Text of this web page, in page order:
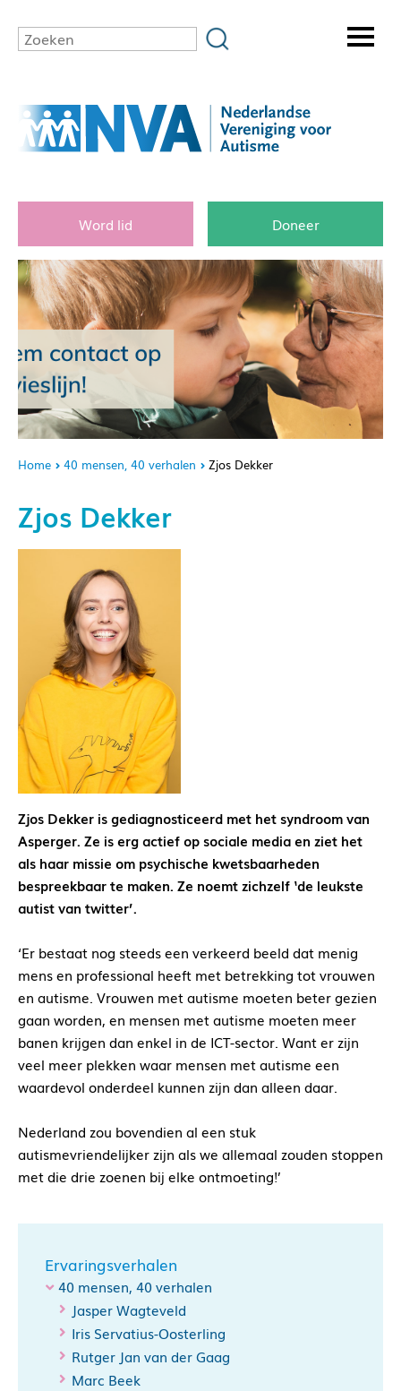
Word lid Doneer
Home 40 mensen, 40 verhalen Zjos Dekker
Zjos Dekker
Zjos Dekker is gediagnosticeerd met het syndroom van
Asperger. Ze is erg actief op sociale media en ziet het
als haar missie om psychische kwetsbaarheden
bespreekbaar te maken. Ze noemt zichzelf ‘de leukste
autist van twitter’.
‘Er bestaat nog steeds een verkeerd beeld dat menig
mens en professional heeft met betrekking tot vrouwen
en autisme. Vrouwen met autisme moeten beter gezien
gaan worden, en mensen met autisme moeten meer
banen krijgen dan enkel in de ICT-sector. Want er zijn
veel meer plekken waar mensen met autisme een
waardevol onderdeel kunnen zijn dan alleen daar.
Nederland zou bovendien al een stuk
autismevriendelijker zijn als we allemaal zouden stoppen
met die drie zoenen bij elke ontmoeting!’
Ervaringsverhalen
40 mensen, 40 verhalen
Jasper Wagteveld
Iris Servatius-Oosterling
Rutger Jan van der Gaag
Marc Beek